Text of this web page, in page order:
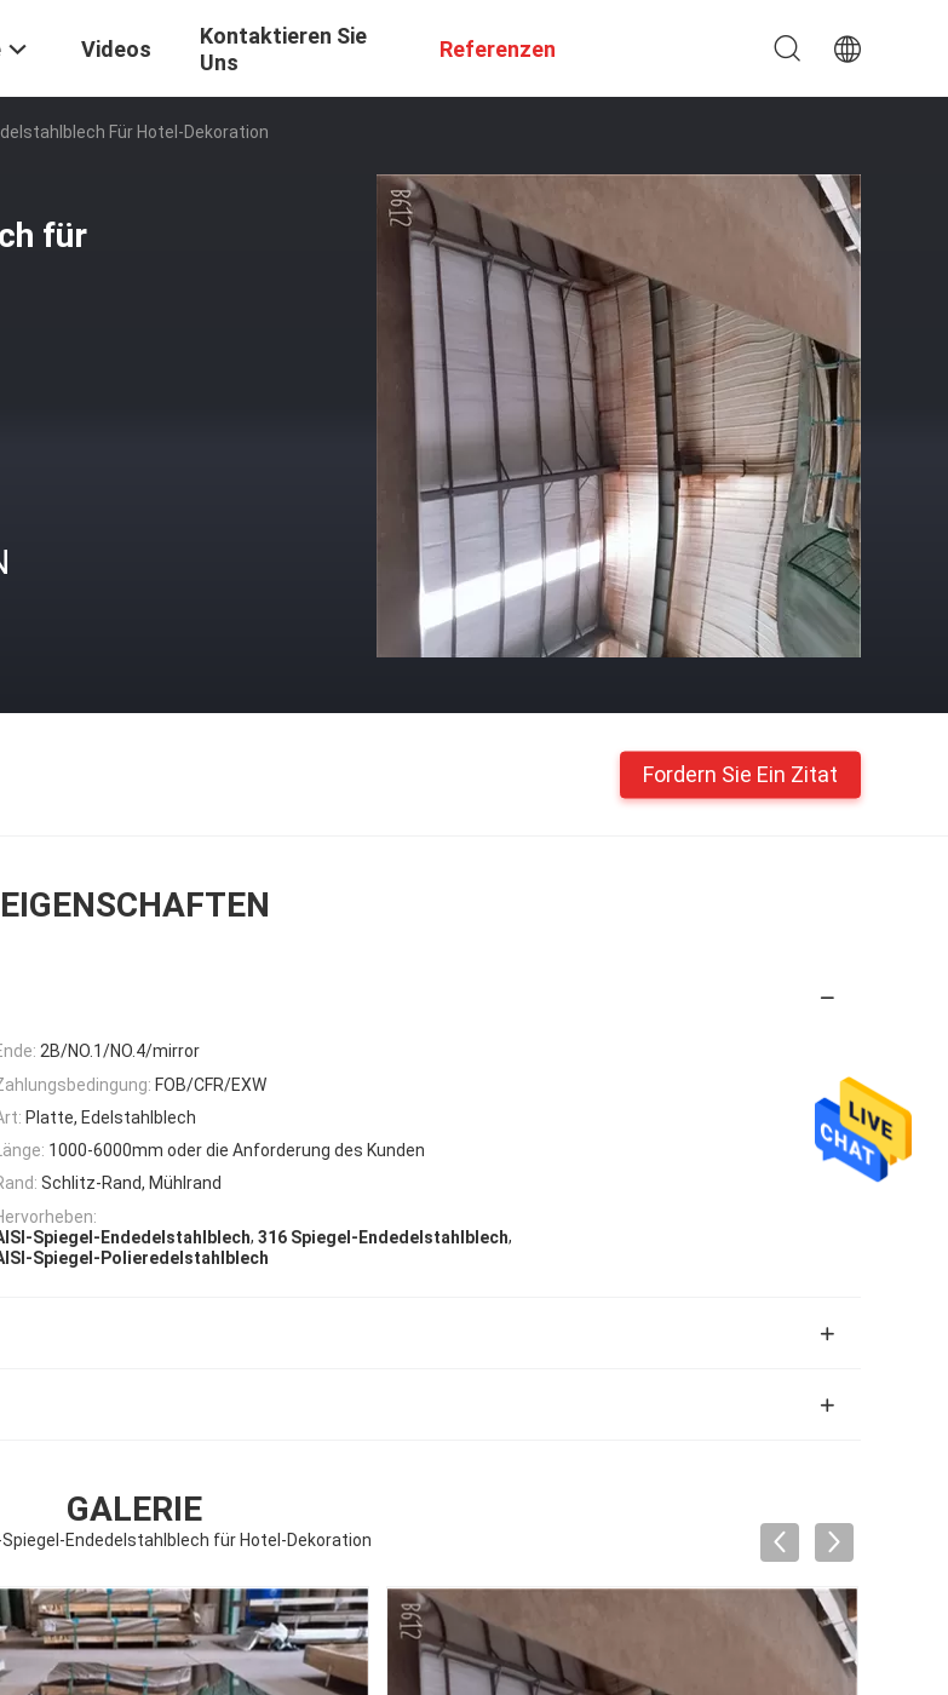
Videos
Kontaktieren Sie
Uns
Referenzen
Für Hotel-Dekoration
für
Fordern Sie Ein Zitat
EIGENSCHAFTEN
2B/NO.1/NO.4/mirror
FOB/CFR/EXW
Platte, Edelstahlblech
Länge: 1000-6000mm oder die Anforderung des Kunden
Schlitz-Rand, Mühlrand
Spiegel-Endedelstahlblech, 316 Spiegel-Endedelstahlblech,
Spiegel-Polieredelstahlblech
GALERIE
Endedelstahlblech für Hotel-Dekoration